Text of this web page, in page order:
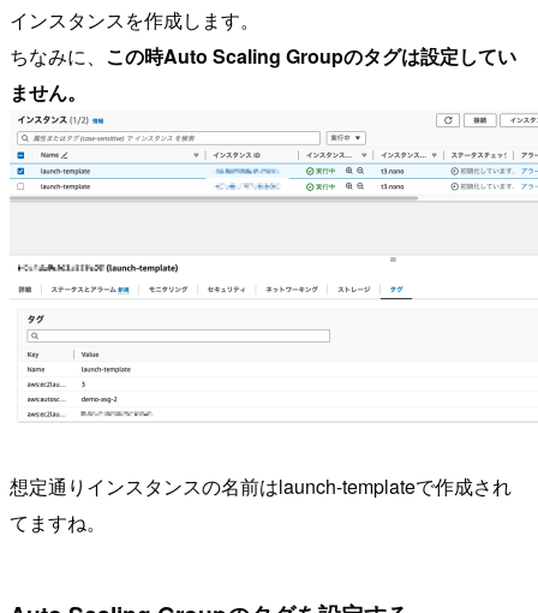
インスタンスを作成します。
ちなみに、 この時Auto Scaling Groupのタグは設定してい
ません。
想定通りインスタンスの名前はlaunch-templateで作成され
てますね。